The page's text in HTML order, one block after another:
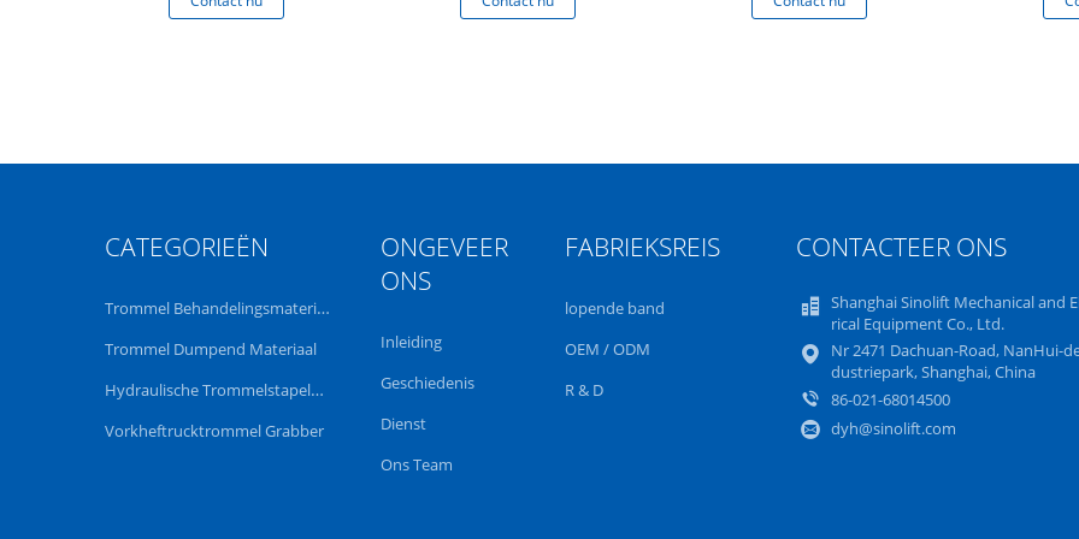
Riemtrommel
CATEGORIEËN
Trommel Behandelingsmateriaal
Trommel Dumpend Materiaal
Hydraulische Trommelstapelaar
Vorkheftrucktrommel Grabber
ONGEVEER
ONS
Inleiding
Geschiedenis
Dienst
Ons Team
FABRIEKSREIS
lopende band
OEM / ODM
R & D
CONTACTEER ONS
Shanghai Sinolift Mechanical and
rical Equipment Co., Ltd.
Nr 2471 Dachuan-Road, NanHui-
dustriepark, Shanghai, China
86-021-68014500
dyh@sinolift.com